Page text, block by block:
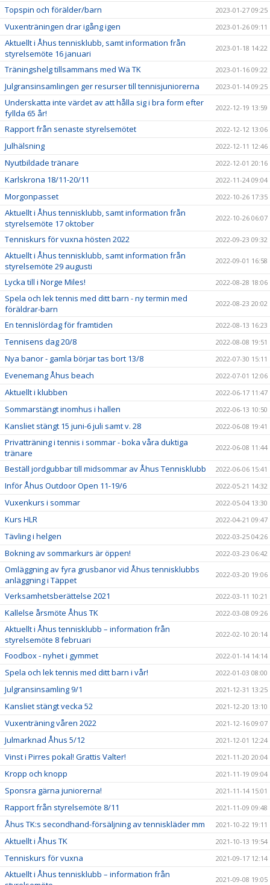
Topspin och förälder/barn 2023-01-27 09:25
Vuxenträningen drar igång igen 2023-01-26 09:11
Aktuellt i Åhus tennisklubb, samt information från
styrelsemöte 16 januari
2023-01-18 14:22
Träningshelg tillsammans med Wä TK 2023-01-16 09:22
Julgransinsamlingen ger resurser till tennisjuniorerna 2023-01-14 09:25
Underskatta inte värdet av att hålla sig i bra form efter
fyllda 65 år!
2022-12-19 13:59
Rapport från senaste styrelsemötet 2022-12-12 13:06
Julhälsning 2022-12-11 12:46
Nyutbildade tränare 2022-12-01 20:16
Karlskrona 18/11-20/11 2022-11-24 09:04
Morgonpasset 2022-10-26 17:35
Aktuellt i Åhus tennisklubb, samt information från
styrelsemöte 17 oktober
2022-10-26 06:07
Tenniskurs för vuxna hösten 2022 2022-09-23 09:32
Aktuellt i Åhus tennisklubb, samt information från
styrelsemöte 29 augusti
2022-09-01 16:58
Lycka till i Norge Miles! 2022-08-28 18:06
Spela och lek tennis med ditt barn - ny termin med
föräldrar-barn
2022-08-23 20:02
En tennislördag för framtiden 2022-08-13 16:23
Tennisens dag 20/8 2022-08-08 19:51
Nya banor - gamla börjar tas bort 13/8 2022-07-30 15:11
Evenemang Åhus beach 2022-07-01 12:06
Aktuellt i klubben 2022-06-17 11:47
Sommarstängt inomhus i hallen 2022-06-13 10:50
Kansliet stängt 15 juni-6 juli samt v. 28 2022-06-08 19:41
Privatträning i tennis i sommar - boka våra duktiga
tränare
2022-06-08 11:44
Beställ jordgubbar till midsommar av Åhus Tennisklubb 2022-06-06 15:41
Inför Åhus Outdoor Open 11-19/6 2022-05-21 14:32
Vuxenkurs i sommar 2022-05-04 13:30
Kurs HLR 2022-04-21 09:47
Tävling i helgen 2022-03-25 04:26
Bokning av sommarkurs är öppen! 2022-03-23 06:42
Omläggning av fyra grusbanor vid Åhus tennisklubbs
anläggning i Täppet
2022-03-20 19:06
Verksamhetsberättelse 2021 2022-03-11 10:21
Kallelse årsmöte Åhus TK 2022-03-08 09:26
Aktuellt i Åhus tennisklubb – information från
styrelsemöte 8 februari
2022-02-10 20:14
Foodbox - nyhet i gymmet 2022-01-14 14:14
Spela och lek tennis med ditt barn i vår! 2022-01-03 08:00
Julgransinsamling 9/1 2021-12-31 13:25
Kansliet stängt vecka 52 2021-12-20 13:10
Vuxenträning våren 2022 2021-12-16 09:07
Julmarknad Åhus 5/12 2021-12-01 12:24
Vinst i Pirres pokal! Grattis Valter! 2021-11-20 20:04
Kropp och knopp 2021-11-19 09:04
Sponsra gärna juniorerna! 2021-11-14 15:01
Rapport från styrelsemöte 8/11 2021-11-09 09:48
Åhus TK:s secondhand-försäljning av tenniskläder mm 2021-10-22 19:11
Aktuellt i Åhus TK 2021-10-13 19:54
Tenniskurs för vuxna 2021-09-17 12:14
Aktuellt i Åhus tennisklubb – information från
2021-09-08 19:05